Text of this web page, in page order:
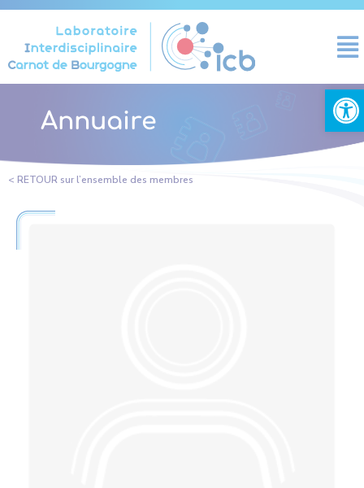
Ouvrir
Annuaire
< RETOUR sur l’ensemble des membres
Panneau de gestion des cookies